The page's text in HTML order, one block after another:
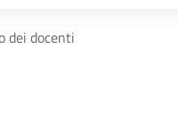
dei docenti